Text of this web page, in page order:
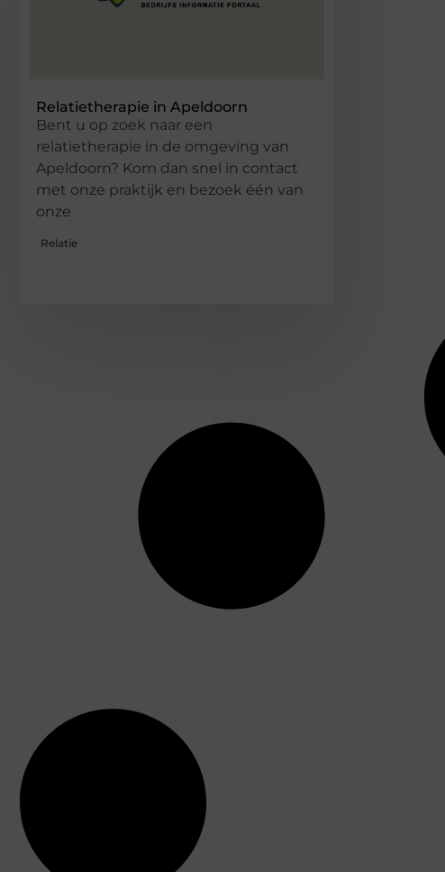
Relatietherapie in Apeldoorn
Bent u op zoek naar een
relatietherapie in de omgeving van
Apeldoorn? Kom dan snel in contact
met onze praktijk en bezoek één van
onze
Relatie